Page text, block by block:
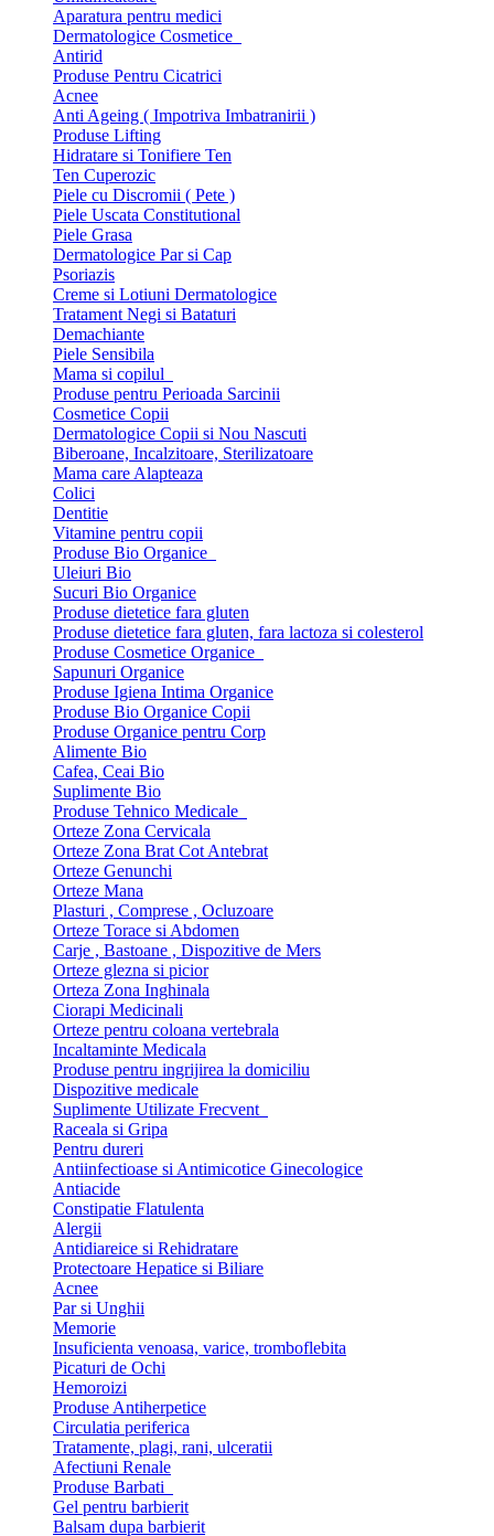
Aparatura pentru medici
Dermatologice Cosmetice
Antirid
Produse Pentru Cicatrici
Acnee
Anti Ageing ( Impotriva Imbatranirii )
Produse Lifting
Hidratare si Tonifiere Ten
Ten Cuperozic
Piele cu Discromii ( Pete )
Piele Uscata Constitutional
Piele Grasa
Dermatologice Par si Cap
Psoriazis
Creme si Lotiuni Dermatologice
Tratament Negi si Bataturi
Demachiante
Piele Sensibila
Mama si copilul
Produse pentru Perioada Sarcinii
Cosmetice Copii
Dermatologice Copii si Nou Nascuti
Biberoane, Incalzitoare, Sterilizatoare
Mama care Alapteaza
Colici
Dentitie
Vitamine pentru copii
Produse Bio Organice
Uleiuri Bio
Sucuri Bio Organice
Produse dietetice fara gluten
Produse dietetice fara gluten, fara lactoza si colesterol
Produse Cosmetice Organice
Sapunuri Organice
Produse Igiena Intima Organice
Produse Bio Organice Copii
Produse Organice pentru Corp
Alimente Bio
Cafea, Ceai Bio
Suplimente Bio
Produse Tehnico Medicale
Orteze Zona Cervicala
Orteze Zona Brat Cot Antebrat
Orteze Genunchi
Orteze Mana
Plasturi , Comprese , Ocluzoare
Orteze Torace si Abdomen
Carje , Bastoane , Dispozitive de Mers
Orteze glezna si picior
Orteza Zona Inghinala
Ciorapi Medicinali
Orteze pentru coloana vertebrala
Incaltaminte Medicala
Produse pentru ingrijirea la domiciliu
Dispozitive medicale
Suplimente Utilizate Frecvent
Raceala si Gripa
Pentru dureri
Antiinfectioase si Antimicotice Ginecologice
Antiacide
Constipatie Flatulenta
Alergii
Antidiareice si Rehidratare
Protectoare Hepatice si Biliare
Acnee
Par si Unghii
Memorie
Insuficienta venoasa, varice, tromboflebita
Picaturi de Ochi
Hemoroizi
Produse Antiherpetice
Circulatia periferica
Tratamente, plagi, rani, ulceratii
Afectiuni Renale
Produse Barbati
Gel pentru barbierit
Balsam dupa barbierit